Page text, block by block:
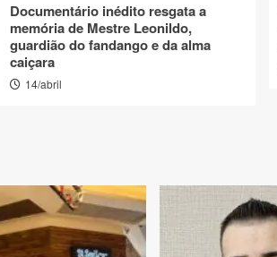
Documentário inédito resgata a
memória de Mestre Leonildo,
guardião do fandango e da alma
caiçara
14/abril